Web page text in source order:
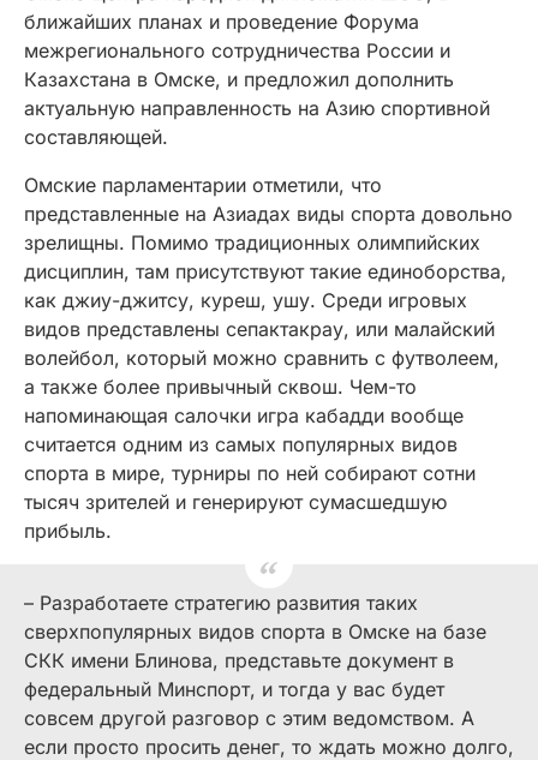
ближайших планах и проведение Форума
межрегионального сотрудничества России и
Казахстана в Омске, и предложил дополнить
актуальную направленность на Азию спортивной
составляющей.
Омские парламентарии отметили, что
представленные на Азиадах виды спорта довольно
зрелищны. Помимо традиционных олимпийских
дисциплин, там присутствуют такие единоборства,
как джиу-джитсу, куреш, ушу. Среди игровых
видов представлены сепактакрау, или малайский
волейбол, который можно сравнить с футволеем,
а также более привычный сквош. Чем-то
напоминающая салочки игра кабадди вообще
считается одним из самых популярных видов
спорта в мире, турниры по ней собирают сотни
тысяч зрителей и генерируют сумасшедшую
прибыль.
– Разработаете стратегию развития таких
сверхпопулярных видов спорта в Омске на базе
СКК имени Блинова, представьте документ в
федеральный Минспорт, и тогда у вас будет
совсем другой разговор с этим ведомством. А
если просто просить денег, то ждать можно долго,